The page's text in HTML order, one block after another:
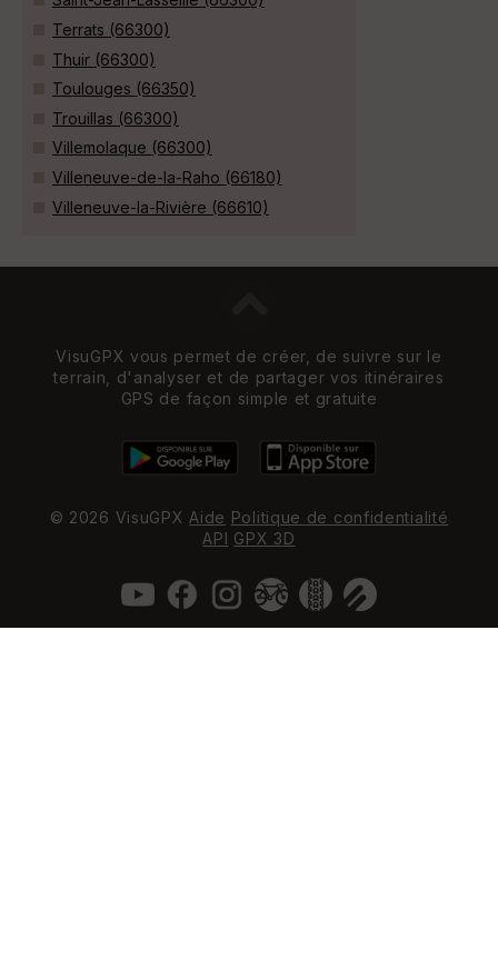
Terrats (66300)
Thuir (66300)
Toulouges (66350)
Trouillas (66300)
Villemolaque (66300)
Villeneuve-de-la-Raho (66180)
Villeneuve-la-Rivière (66610)
VisuGPX vous permet de créer, de suivre sur le
terrain, d'analyser et de partager vos itinéraires
GPS de façon simple et gratuite
© 2026 VisuGPX Aide Politique de confidentialité
API GPX 3D